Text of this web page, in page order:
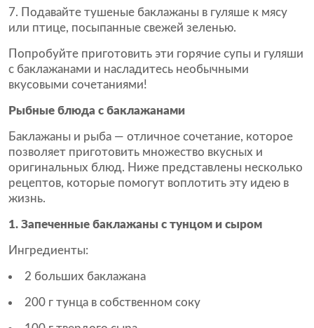
7. Подавайте тушеные баклажаны в гуляше к мясу
или птице, посыпанные свежей зеленью.
Попробуйте приготовить эти горячие супы и гуляши
с баклажанами и насладитесь необычными
вкусовыми сочетаниями!
Рыбные блюда с баклажанами
Баклажаны и рыба — отличное сочетание, которое
позволяет приготовить множество вкусных и
оригинальных блюд. Ниже представлены несколько
рецептов, которые помогут воплотить эту идею в
жизнь.
1. Запеченные баклажаны с тунцом и сыром
Ингредиенты:
2 больших баклажана
200 г тунца в собственном соку